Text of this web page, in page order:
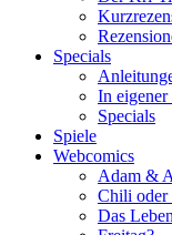
Specials
In eigener
Specials
Spiele
Webcomics
Adam &
Chili oder
Das